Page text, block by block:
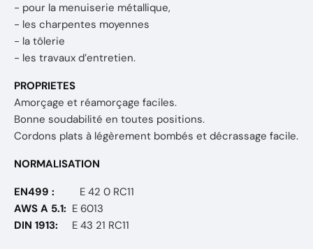
- pour la menuiserie métallique,
- les charpentes moyennes
- la tôlerie
- les travaux d’entretien.
PROPRIETES
Amorçage et réamorçage faciles.
Bonne soudabilité en toutes positions.
Cordons plats à légèrement bombés et décrassage facile.
NORMALISATION
EN499 :
E 42 0 RC11
AWS A 5.1: E 6013
DIN 1913: E 43 21 RC11